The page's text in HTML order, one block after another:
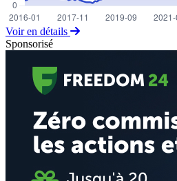
Voir en détails
Sponsorisé